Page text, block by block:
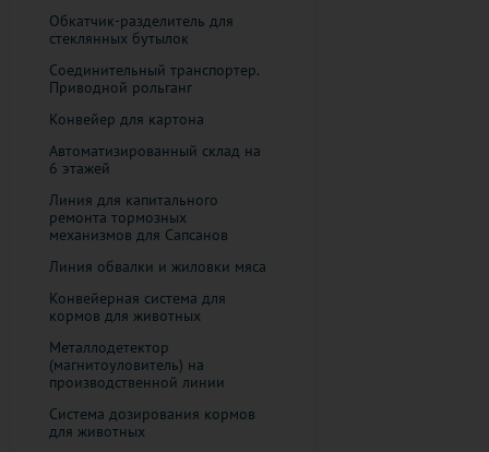
Обкатчик-разделитель для
стеклянных бутылок
Соединительный транспортер.
Приводной рольганг
Конвейер для картона
Автоматизированный склад на
6 этажей
Линия для капитального
ремонта тормозных
механизмов для Сапсанов
Линия обвалки и жиловки мяса
Конвейерная система для
кормов для животных
Металлодетектор
(магнитоуловитель) на
производственной линии
Система дозирования кормов
для животных